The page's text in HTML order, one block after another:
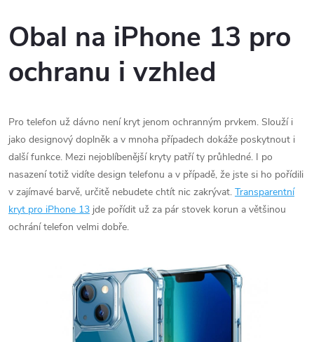
Obal na iPhone 13 pro
ochranu i vzhled
Pro telefon už dávno není kryt jenom ochranným prvkem. Slouží i
jako designový doplněk a v mnoha případech dokáže poskytnout i
další funkce. Mezi nejoblíbenější kryty patří ty průhledné. I po
nasazení totiž vidíte design telefonu a v případě, že jste si ho pořídili
v zajímavé barvě, určitě nebudete chtít nic zakrývat. Transparentní
kryt pro iPhone 13 jde pořídit už za pár stovek korun a většinou
ochrání telefon velmi dobře.